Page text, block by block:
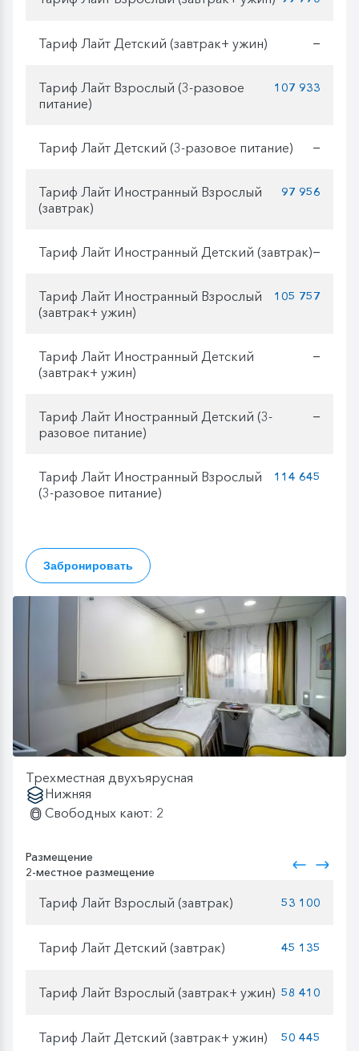
Тариф Лайт Детский (завтрак+ ужин) —
Тариф Лайт Взрослый (3-разовое
питание)
107 933
Тариф Лайт Детский (3-разовое питание) —
Тариф Лайт Иностранный Взрослый
(завтрак)
97 956
Тариф Лайт Иностранный Детский (завтрак)—
Тариф Лайт Иностранный Взрослый
(завтрак+ ужин)
105 757
Тариф Лайт Иностранный Детский
(завтрак+ ужин)
—
Тариф Лайт Иностранный Детский (3-
разовое питание)
—
Тариф Лайт Иностранный Взрослый
(3-разовое питание)
114 645
Забронировать
Трехместная двухъярусная
Нижняя
Свободных кают: 2
Размещение
2-местное размещение
Тариф Лайт Взрослый (завтрак) 53 100
Тариф Лайт Детский (завтрак) 45 135
Тариф Лайт Взрослый (завтрак+ ужин) 58 410
Тариф Лайт Детский (завтрак+ ужин) 50 445